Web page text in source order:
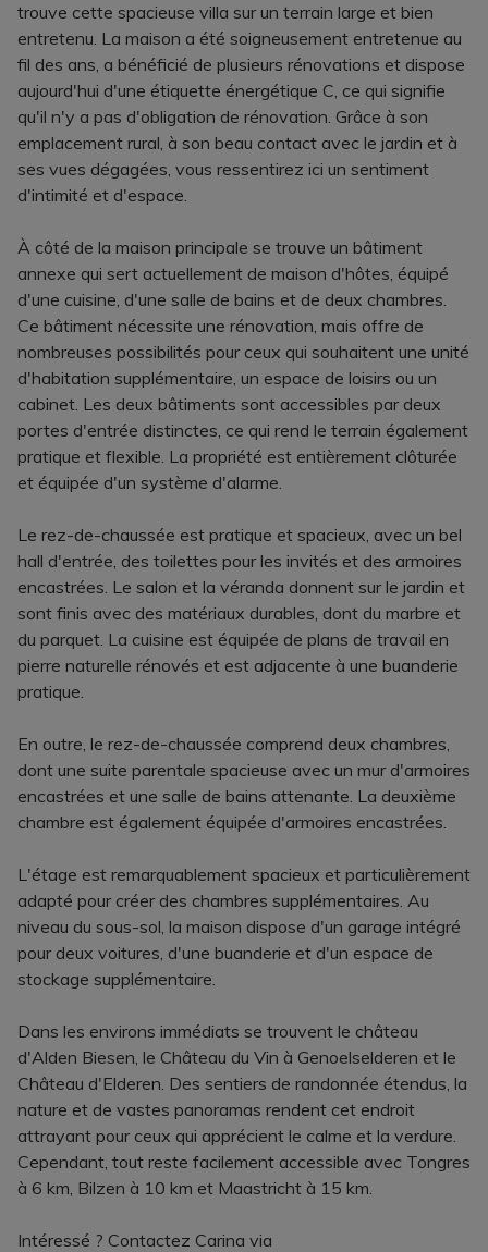
trouve cette spacieuse villa sur un terrain large et bien
entretenu. La maison a été soigneusement entretenue au
fil des ans, a bénéficié de plusieurs rénovations et dispose
aujourd'hui d'une étiquette énergétique C, ce qui signifie
qu'il n'y a pas d'obligation de rénovation. Grâce à son
emplacement rural, à son beau contact avec le jardin et à
ses vues dégagées, vous ressentirez ici un sentiment
d'intimité et d'espace.
À côté de la maison principale se trouve un bâtiment
annexe qui sert actuellement de maison d'hôtes, équipé
d'une cuisine, d'une salle de bains et de deux chambres.
Ce bâtiment nécessite une rénovation, mais offre de
nombreuses possibilités pour ceux qui souhaitent une unité
d'habitation supplémentaire, un espace de loisirs ou un
cabinet. Les deux bâtiments sont accessibles par deux
portes d'entrée distinctes, ce qui rend le terrain également
pratique et flexible. La propriété est entièrement clôturée
et équipée d'un système d'alarme.
Le rez-de-chaussée est pratique et spacieux, avec un bel
hall d'entrée, des toilettes pour les invités et des armoires
encastrées. Le salon et la véranda donnent sur le jardin et
sont finis avec des matériaux durables, dont du marbre et
du parquet. La cuisine est équipée de plans de travail en
pierre naturelle rénovés et est adjacente à une buanderie
pratique.
En outre, le rez-de-chaussée comprend deux chambres,
dont une suite parentale spacieuse avec un mur d'armoires
encastrées et une salle de bains attenante. La deuxième
chambre est également équipée d'armoires encastrées.
L'étage est remarquablement spacieux et particulièrement
adapté pour créer des chambres supplémentaires. Au
niveau du sous-sol, la maison dispose d'un garage intégré
pour deux voitures, d'une buanderie et d'un espace de
stockage supplémentaire.
Dans les environs immédiats se trouvent le château
d'Alden Biesen, le Château du Vin à Genoelselderen et le
Château d'Elderen. Des sentiers de randonnée étendus, la
nature et de vastes panoramas rendent cet endroit
attrayant pour ceux qui apprécient le calme et la verdure.
Cependant, tout reste facilement accessible avec Tongres
à 6 km, Bilzen à 10 km et Maastricht à 15 km.
Intéressé ? Contactez Carina via